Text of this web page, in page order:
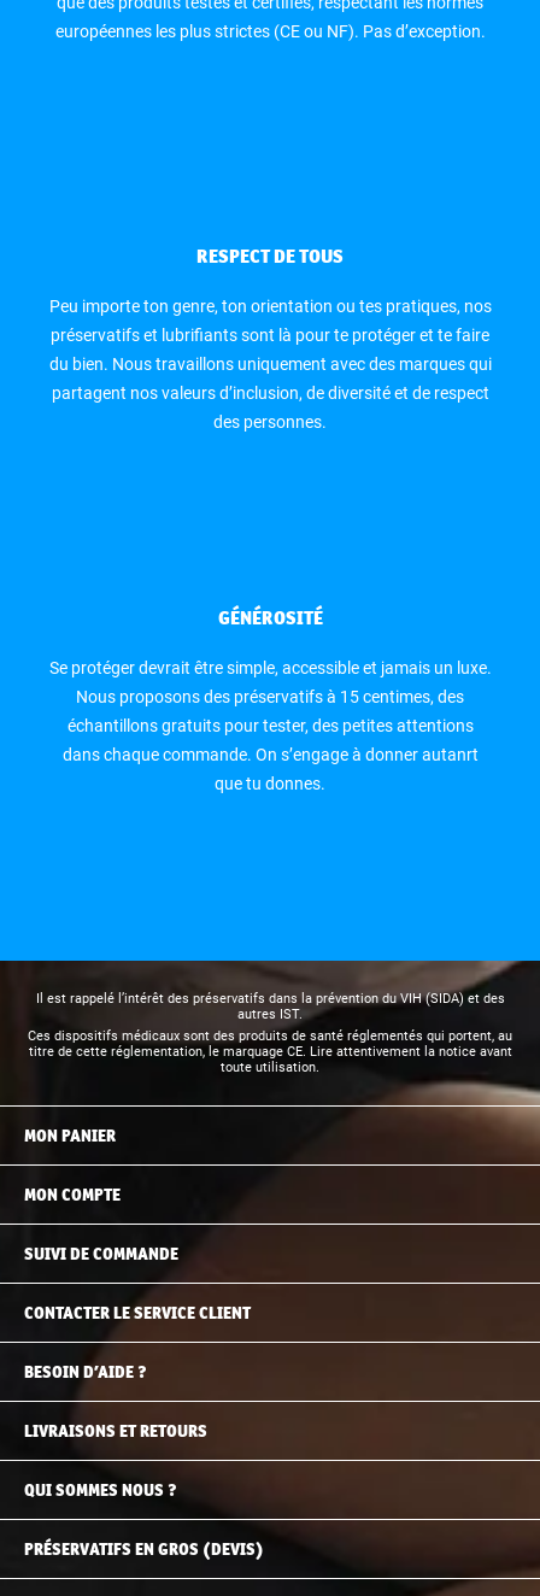
européennes les plus strictes (CE ou NF). Pas d’exception.
RESPECT DE TOUS
Peu importe ton genre, ton orientation ou tes pratiques, nos
préservatifs et lubrifiants sont là pour te protéger et te faire
du bien. Nous travaillons uniquement avec des marques qui
partagent nos valeurs d’inclusion, de diversité et de respect
des personnes.
GÉNÉROSITÉ
Se protéger devrait être simple, accessible et jamais un luxe.
Nous proposons des préservatifs à 15 centimes, des
échantillons gratuits pour tester, des petites attentions
dans chaque commande. On s’engage à donner autanrt
que tu donnes.
Il est rappelé l’intérêt des préservatifs dans la prévention du VIH (SIDA) et des
autres IST.
Ces dispositifs médicaux sont des produits de santé réglementés qui portent, au
titre de cette réglementation, le marquage CE. Lire attentivement la notice avant
toute utilisation.
MON PANIER
MON COMPTE
SUIVI DE COMMANDE
CONTACTER LE SERVICE CLIENT
BESOIN D’AIDE ?
LIVRAISONS ET RETOURS
QUI SOMMES NOUS ?
PRÉSERVATIFS EN GROS (DEVIS)